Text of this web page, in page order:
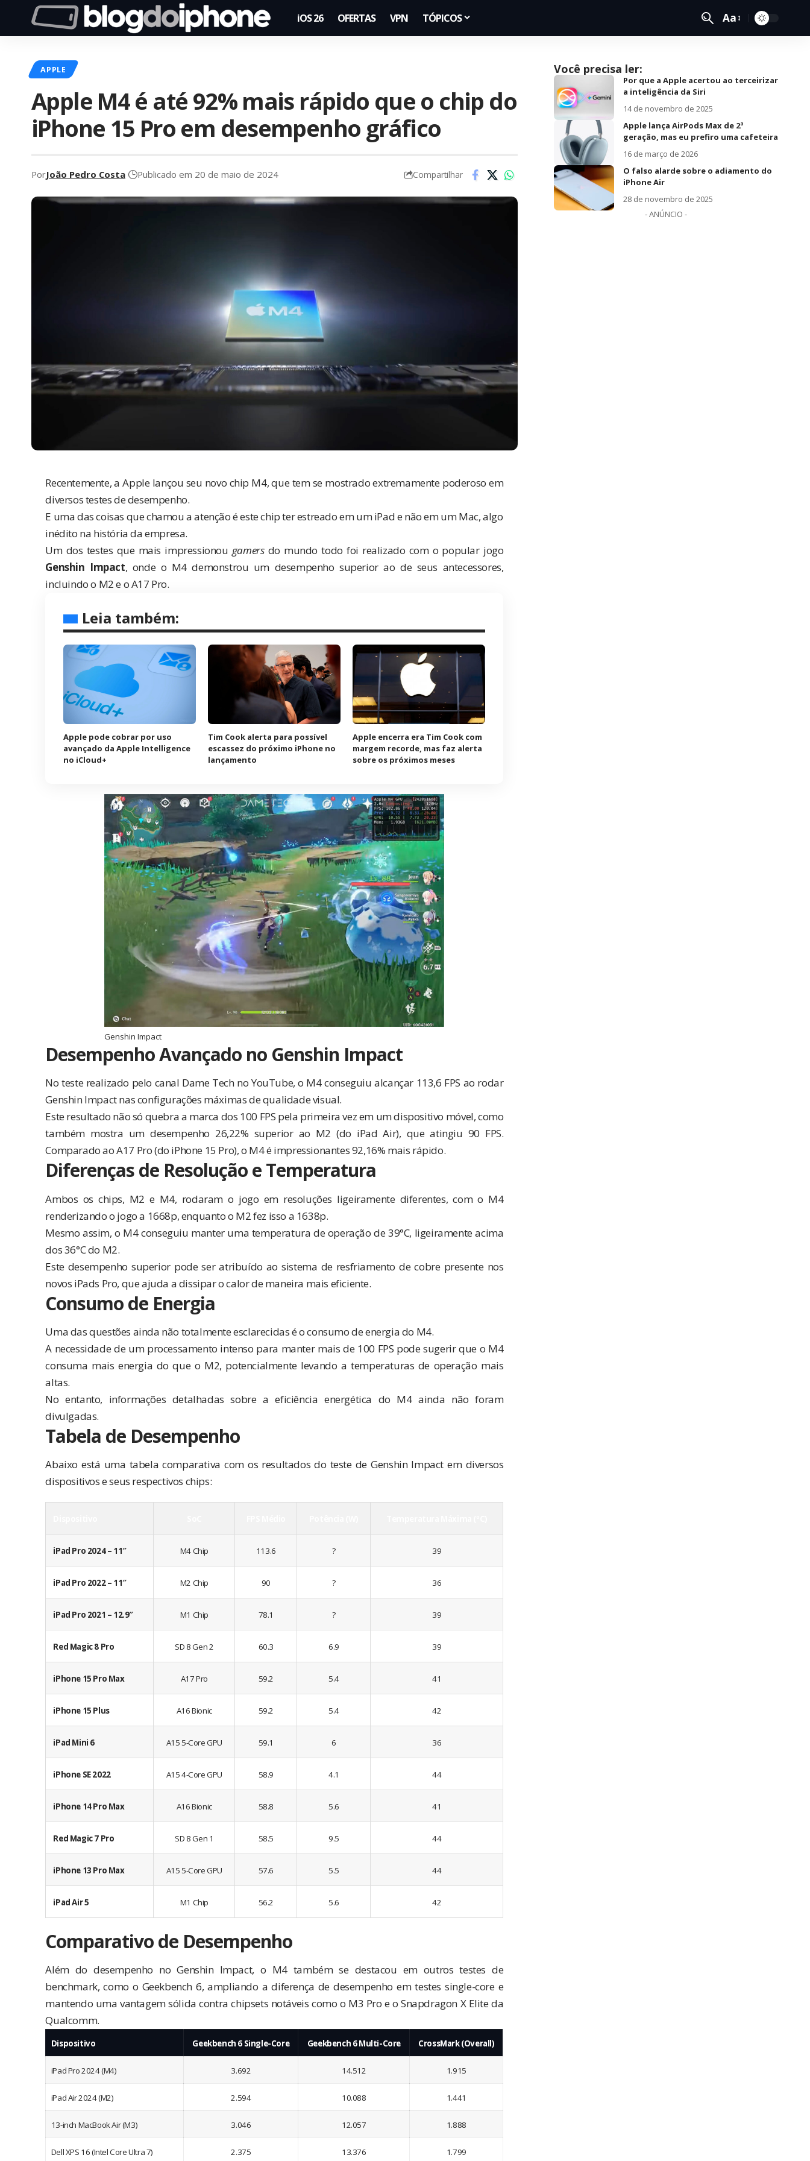
iOS 26 OFERTAS VPN TÓPICOS Aa
APPLE
Apple M4 é até 92% mais rápido que o chip do
iPhone 15 Pro em desempenho gráfico
PorJoão Pedro Costa Publicado em 20 de maio de 2024 Compartilhar
Recentemente, a Apple lançou seu novo chip M4, que tem se mostrado extremamente poderoso em
diversos testes de desempenho.
E uma das coisas que chamou a atenção é este chip ter estreado em um iPad e não em um Mac, algo
inédito na história da empresa.
Um dos testes que mais impressionou gamersdo mundo todo foi realizado com o popular jogo
Genshin Impact, onde o M4 demonstrou um desempenho superior ao de seus antecessores,
incluindo o M2 e o A17 Pro.
Leia também:
Apple pode cobrar por uso
avançado da Apple Intelligence
no iCloud+
Tim Cook alerta para possível
escassez do próximo iPhone no
lançamento
Apple encerra era Tim Cook com
margem recorde, mas faz alerta
sobre os próximos meses
Genshin Impact
Desempenho Avançado no Genshin Impact
No teste realizado pelo canal Dame Techno YouTube, o M4 conseguiu alcançar 113,6 FPS ao rodar
Genshin Impact nas configurações máximas de qualidade visual.
Este resultado não só quebra a marca dos 100 FPS pela primeira vez em um dispositivo móvel, como
também mostra um desempenho 26,22% superior ao M2 (do iPad Air), que atingiu 90 FPS.
Comparado ao A17 Pro (do iPhone 15 Pro), o M4 é impressionantes 92,16% mais rápido.
Diferenças de Resolução e Temperatura
Ambos os chips, M2 e M4, rodaram o jogo em resoluções ligeiramente diferentes, com o M4
renderizando o jogo a 1668p, enquanto o M2 fez isso a 1638p.
Mesmo assim, o M4 conseguiu manter uma temperatura de operação de 39°C, ligeiramente acima
dos 36°C do M2.
Este desempenho superior pode ser atribuído ao sistema de resfriamento de cobre presente nos
novos iPads Pro, que ajuda a dissipar o calor de maneira mais eficiente.
Consumo de Energia
Uma das questões ainda não totalmente esclarecidas é o consumo de energia do M4.
A necessidade de um processamento intenso para manter mais de 100 FPS pode sugerir que o M4
consuma mais energia do que o M2, potencialmente levando a temperaturas de operação mais
altas.
No entanto, informações detalhadas sobre a eficiência energética do M4 ainda não foram
divulgadas.
Tabela de Desempenho
Abaixo está uma tabela comparativa com os resultados do teste de Genshin Impact em diversos
dispositivos e seus respectivos chips:
iPad Pro 2024 – 11″ M4 Chip 113.6 ? 39
iPad Pro 2022 – 11″ M2 Chip 90 ? 36
iPad Pro 2021 – 12.9″ M1 Chip 78.1 ? 39
Red Magic 8 Pro SD 8 Gen 2 60.3 6.9 39
iPhone 15 Pro Max A17 Pro 59.2 5.4 41
iPhone 15 Plus A16 Bionic 59.2 5.4 42
iPad Mini 6 A15 5-Core GPU 59.1 6 36
iPhone SE 2022 A15 4-Core GPU 58.9 4.1 44
iPhone 14 Pro Max A16 Bionic 58.8 5.6 41
Red Magic 7 Pro SD 8 Gen 1 58.5 9.5 44
iPhone 13 Pro Max A15 5-Core GPU 57.6 5.5 44
iPad Air 5 M1 Chip 56.2 5.6 42
Comparativo de Desempenho
Além do desempenho no Genshin Impact, o M4 também se destacou em outros testes de
benchmark, como o Geekbench 6, ampliando a diferença de desempenho em testes single-core e
mantendo uma vantagem sólida contra chipsets notáveis como o M3 Pro e o Snapdragon X Elite da
Qualcomm.
Dispositivo Geekbench 6 Single-Core Geekbench 6 Multi-Core CrossMark (Overall)
iPad Pro 2024 (M4) 3.692 14.512 1.915
iPad Air 2024 (M2) 2.594 10.088 1.441
13-inch MacBook Air (M3) 3.046 12.057 1.888
Dell XPS 16 (Intel Core Ultra 7) 2.375 13.376 1.799
Você precisa ler:
Por que a Apple acertou ao terceirizar
a inteligência da Siri
14 de novembro de 2025
Apple lança AirPods Max de 2ª
geração, mas eu prefiro uma cafeteira
16 de março de 2026
O falso alarde sobre o adiamento do
iPhone Air
28 de novembro de 2025
- ANÚNCIO -